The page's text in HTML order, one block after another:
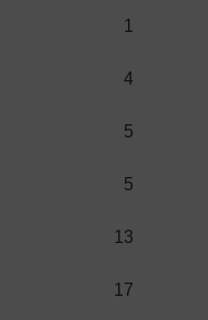
1
4
5
5
13
17